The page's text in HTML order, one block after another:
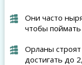
Они часто
чтобы
Орланы
достигать до